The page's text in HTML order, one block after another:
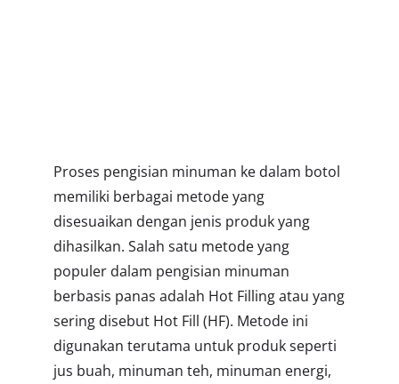
Proses pengisian minuman ke dalam botol
memiliki berbagai metode yang
disesuaikan dengan jenis produk yang
dihasilkan. Salah satu metode yang
populer dalam pengisian minuman
berbasis panas adalah Hot Filling atau yang
sering disebut Hot Fill (HF). Metode ini
digunakan terutama untuk produk seperti
jus buah, minuman teh, minuman energi,